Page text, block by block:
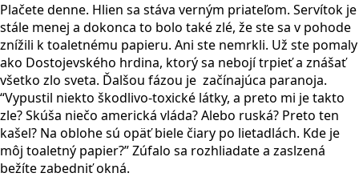
Plačete denne. Hlien sa stáva verným priateľom. Servítok je
stále menej a dokonca to bolo také zlé, že ste sa v pohode
znížili k toaletnému papieru. Ani ste nemrkli. Už ste pomaly
ako Dostojevského hrdina, ktorý sa nebojí trpieť a znášať
všetko zlo sveta. Ďalšou fázou je začínajúca paranoja.
“Vypustil niekto škodlivo-toxické látky, a preto mi je takto
zle? Skúša niečo americká vláda? Alebo ruská? Preto ten
kašel? Na oblohe sú opäť biele čiary po lietadlách. Kde je
môj toaletný papier?” Zúfalo sa rozhliadate a zaslzená
bežíte zabedniť okná.